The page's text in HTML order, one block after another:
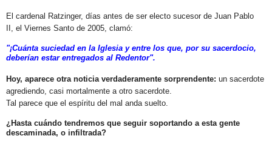
El cardenal Ratzinger, días antes de ser electo sucesor de Juan Pablo
II, el Viernes Santo de 2005, clamó:
"¡Cuánta suciedad en la Iglesia y entre los que, por su sacerdocio,
deberían estar entregados al Redentor".
Hoy, aparece otra noticia verdaderamente sorprendente: un sacerdote
agrediendo, casi mortalmente a otro sacerdote.
Tal parece que el espíritu del mal anda suelto.
¿Hasta cuándo tendremos que seguir soportando a esta gente
descaminada, o infiltrada?